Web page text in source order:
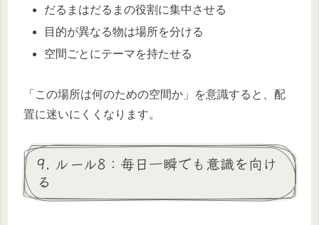
だるまはだるまの役割に集中させる
目的が異なる物は場所を分ける
空間ごとにテーマを持たせる
「この場所は何のための空間か」を意識すると、配
置に迷いにくくなります。
9. ルール8：毎日一瞬でも意識を向け
る